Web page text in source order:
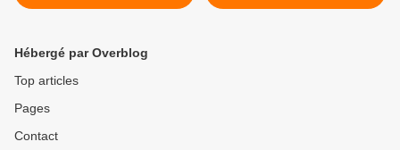
Hébergé par Overblog
Top articles
Pages
Contact